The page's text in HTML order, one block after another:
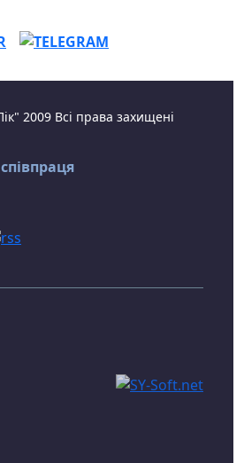
2009 Всі права захищені